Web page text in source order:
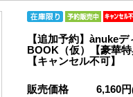
【追加予約】ànuke
BOOK（仮）【豪華
【キャンセル不可】
販売価格 6,160円